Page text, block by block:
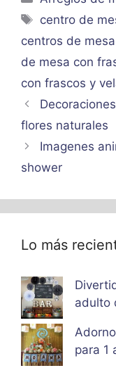
Etiquetas
centro de
centros de
de mesa con
con frascos y
flores naturales
Imagenes
shower
Lo más
adulto
para 1